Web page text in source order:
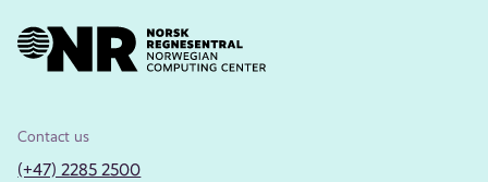
Contact us
(+47) 2285 2500